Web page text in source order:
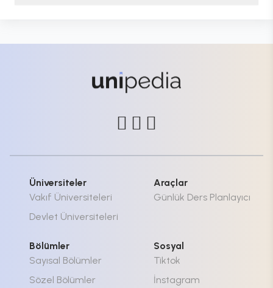
Üniversiteler
Vakıf Üniversiteleri
Devlet Üniversiteleri
Araçlar
Günlük Ders Planlayıcı
Bölümler
Sayısal Bölümler
Sözel Bölümler
Sosyal
Tiktok
İnstagram